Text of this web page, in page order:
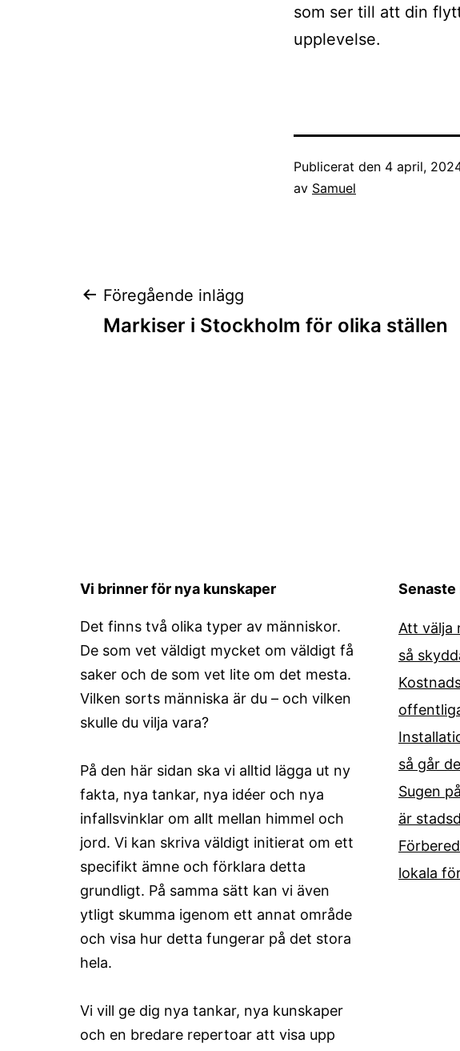
som ser till att din
upplevelse.
Publicerat den 4 april,
av Samuel
Inläggsnavigering
Föregående inlägg
Markiser i Stockholm för olika ställen
Vi brinner för nya kunskaper
Det finns två olika typer av människor.
De som vet väldigt mycket om väldigt få
saker och de som vet lite om det mesta.
Vilken sorts människa är du – och vilken
skulle du vilja vara?
På den här sidan ska vi alltid lägga ut ny
fakta, nya tankar, nya idéer och nya
infallsvinklar om allt mellan himmel och
jord. Vi kan skriva väldigt initierat om ett
specifikt ämne och förklara detta
grundligt. På samma sätt kan vi även
ytligt skumma igenom ett annat område
och visa hur detta fungerar på det stora
hela.
Vi vill ge dig nya tankar, nya kunskaper
och en bredare repertoar att visa upp
Senaste
Att välja
så
så går
Sugen
är
lokala